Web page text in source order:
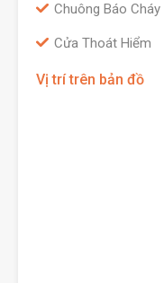
Chuông Báo Cháy
Cửa Thoát Hiểm
Vị trí trên bản đồ